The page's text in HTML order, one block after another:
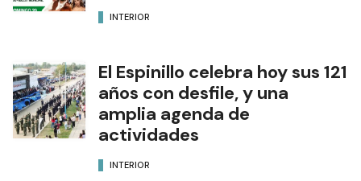
INTERIOR
El Espinillo celebra hoy sus 121
años con desfile, y una
amplia agenda de
actividades
INTERIOR